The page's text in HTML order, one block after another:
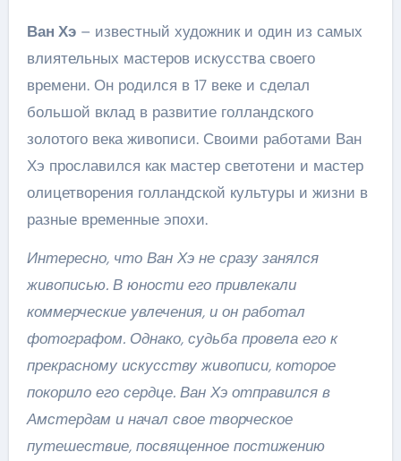
Ван Хэ– известный художник и один из самых
влиятельных мастеров искусства своего
времени. Он родился в 17 веке и сделал
большой вклад в развитие голландского
золотого века живописи. Своими работами Ван
Хэ прославился как мастер светотени и мастер
олицетворения голландской культуры и жизни в
разные временные эпохи.
Интересно, что Ван Хэ не сразу занялся
живописью. В юности его привлекали
коммерческие увлечения, и он работал
фотографом. Однако, судьба провела его к
прекрасному искусству живописи, которое
покорило его сердце. Ван Хэ отправился в
Амстердам и начал свое творческое
путешествие, посвященное постижению